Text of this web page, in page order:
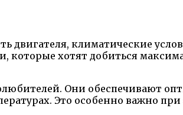
двигателя, климатические
которые хотят добиться
Они обеспечивают
Это особенно важно